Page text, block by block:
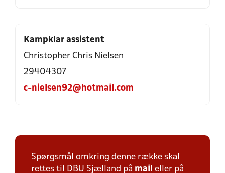
Kampklar assistent
Christopher Chris Nielsen
29404307
c-nielsen92@hotmail.com
Spørgsmål omkring denne række skal
rettes til DBU Sjælland på mail eller på